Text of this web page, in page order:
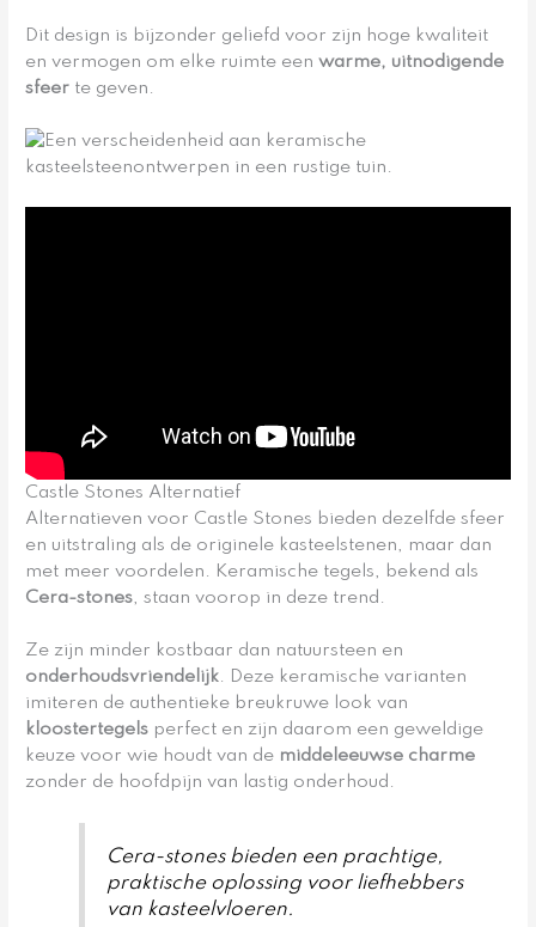
Dit design is bijzonder geliefd voor zijn hoge kwaliteit
en vermogen om elke ruimte eenwarme, uitnodigende
sfeer te geven.
Castle Stones Alternatief
Alternatieven voor Castle Stones bieden dezelfde sfeer
en uitstraling als de originele kasteelstenen, maar dan
met meer voordelen. Keramische tegels, bekend als
Cera-stones, staan voorop in deze trend.
Ze zijn minder kostbaar dan natuursteen en
onderhoudsvriendelijk. Deze keramische varianten
imiteren de authentieke breukruwe look van
kloostertegels perfect en zijn daarom een geweldige
keuze voor wie houdt van de middeleeuwse charme
zonder de hoofdpijn van lastig onderhoud.
Cera-stones bieden een prachtige,
praktische oplossing voor liefhebbers
van kasteelvloeren.